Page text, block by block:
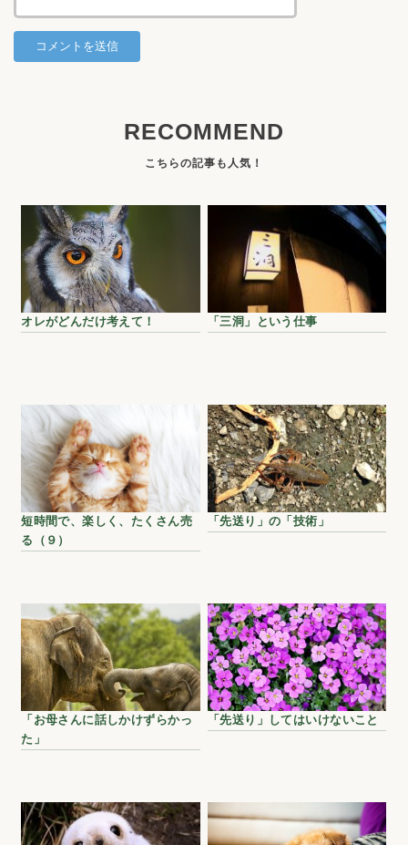
RECOMMEND
オレがどんだけ考えて！ 「三洞」という仕事
短時間で、楽しく、たくさん売
る（９）
「先送り」の「技術」
「お母さんに話しかけずらかっ
た」
「先送り」してはいけないこと